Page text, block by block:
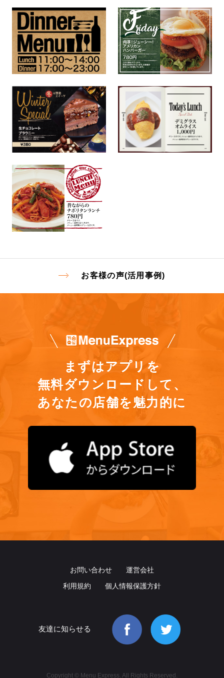
お客様の声(活用事例)
まずはアプリを
無料ダウンロードして、
あなたの店舗を魅力的に
お問い合わせ
運営会社
利用規約
個人情報保護方針
友達に知らせる
Copyright © Menu Express. All Rights Reserved.